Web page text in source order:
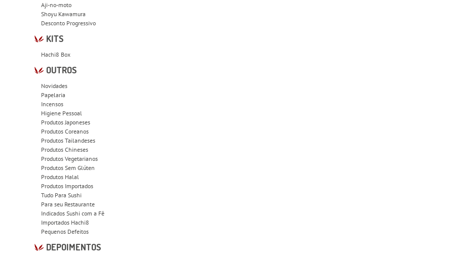
Aji-no-moto
Shoyu Kawamura
Desconto Progressivo
KITS
Hachi8 Box
OUTROS
Novidades
Papelaria
Incensos
Higiene Pessoal
Produtos Japoneses
Produtos Coreanos
Produtos Tailandeses
Produtos Chineses
Produtos Vegetarianos
Produtos Sem Glúten
Produtos Halal
Produtos Importados
Tudo Para Sushi
Para seu Restaurante
Indicados Sushi com a Fê
Importados Hachi8
Pequenos Defeitos
DEPOIMENTOS